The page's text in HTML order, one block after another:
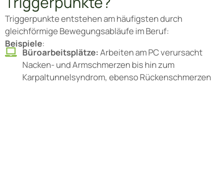
Triggerpunkte entstehen am häufigsten durch
gleichförmige Bewegungsabläufe im Beruf:
Beispiele:
Büroarbeitsplätze: Arbeiten am PC verursacht
Nacken- und Armschmerzen bis hin zum
Karpaltunnelsyndrom, ebenso Rückenschmerzen